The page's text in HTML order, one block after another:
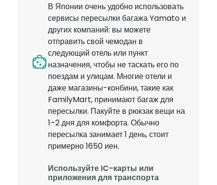
В Японии очень удобно использовать
сервисы пересылки багажа Yamato и
других компаний: вы можете
отправить свой чемодан в
следующий отель или пункт
назначения, чтобы не таскать его по
поездам и улицам. Многие отели и
даже магазины-конбини, такие как
FamilyMart, принимают багаж для
пересылки. Пакуйте в рюкзак вещи на
1–2 дня для комфорта. Обычно
пересылка занимает 1 день, стоит
примерно 1650 иен.
Используйте IC-карты или
приложения для транспорта